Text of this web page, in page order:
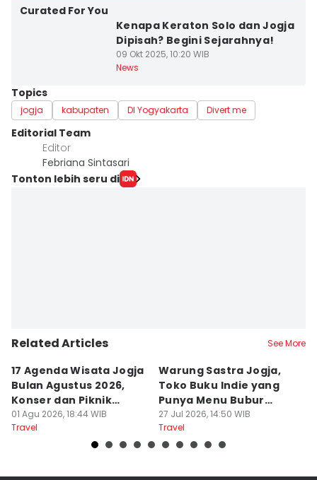
Curated For You
Kenapa Keraton Solo dan Jogja
Dipisah? Begini Sejarahnya!
09 Okt 2025, 10:20 WIB
News
Topics
jogja kabupaten DI Yogyakarta Divert me
Editorial Team
Editor
Febriana Sintasari
Tonton lebih seru di
Related Articles See More
17 Agenda Wisata Jogja
Bulan Agustus 2026,
Konser dan Piknik
Literasi
01 Agu 2026, 18:44 WIB
Travel
Warung Sastra Jogja,
Toko Buku Indie yang
Punya Menu Bubur
Manado
27 Jul 2026, 14:50 WIB
Travel